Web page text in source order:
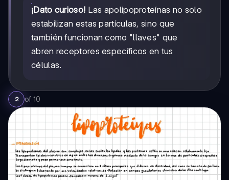
¡Dato curioso! Las apolipoproteínas no solo
estabilizan estas partículas, sino que
también funcionan como "llaves" que
abren receptores específicos en tus
células.
2 of 10